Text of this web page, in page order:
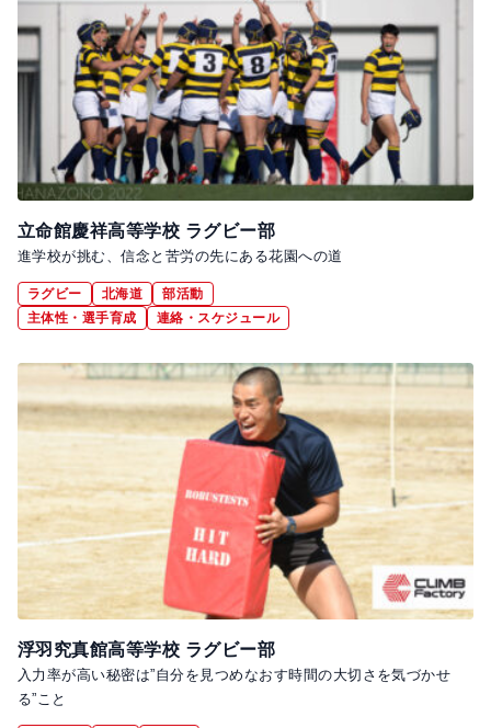
立命館慶祥高等学校 ラグビー部
進学校が挑む、信念と苦労の先にある花園への道
ラグビー 北海道
部活動
主体性・選手育成
連絡・スケジュール
浮羽究真館高等学校 ラグビー部
入力率が高い秘密は”自分を見つめなおす時間の大切さを気づかせ
る”こと